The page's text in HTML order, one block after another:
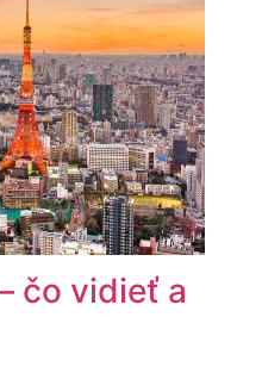
čo vidieť a